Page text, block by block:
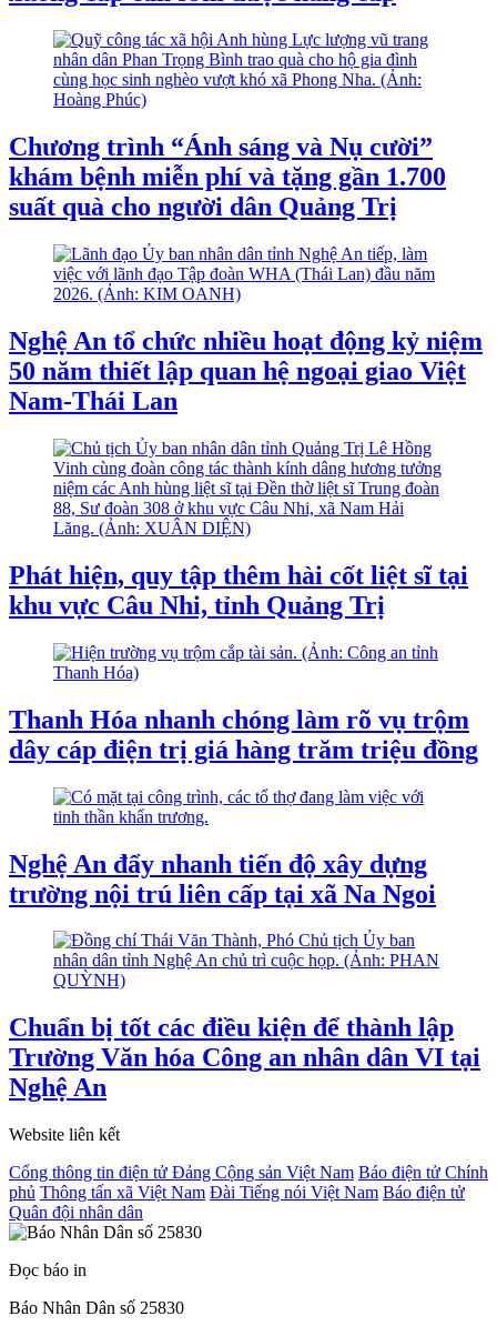
Chương trình “Ánh sáng và Nụ cười”
khám bệnh miễn phí và tặng gần 1.700
suất quà cho người dân Quảng Trị
Nghệ An tổ chức nhiều hoạt động kỷ niệm
50 năm thiết lập quan hệ ngoại giao Việt
Nam-Thái Lan
Phát hiện, quy tập thêm hài cốt liệt sĩ tại
khu vực Câu Nhi, tỉnh Quảng Trị
Thanh Hóa nhanh chóng làm rõ vụ trộm
dây cáp điện trị giá hàng trăm triệu đồng
Nghệ An đẩy nhanh tiến độ xây dựng
trường nội trú liên cấp tại xã Na Ngoi
Chuẩn bị tốt các điều kiện để thành lập
Trường Văn hóa Công an nhân dân VI tại
Nghệ An
Website liên kết
Cổng thông tin điện tử Đảng Cộng sản Việt Nam Báo điện tử Chính
phủ Thông tấn xã Việt Nam Đài Tiếng nói Việt Nam Báo điện tử
Quân đội nhân dân
Đọc báo in
Báo Nhân Dân số 25830